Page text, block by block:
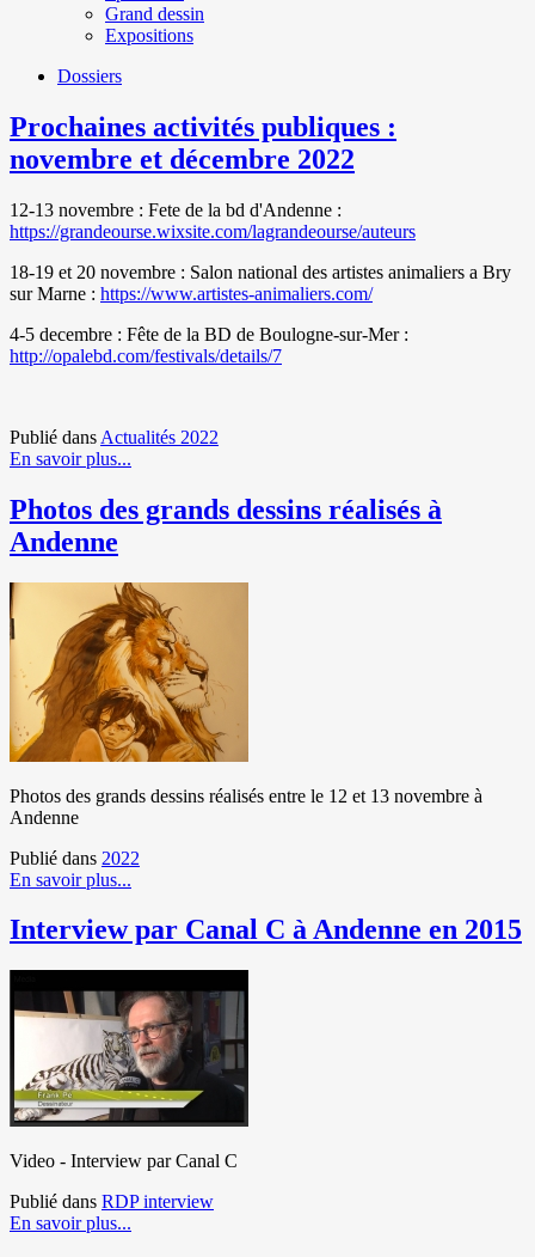
Grand dessin
Expositions
Dossiers
Prochaines activités publiques :
novembre et décembre 2022
12-13 novembre : Fete de la bd d'Andenne :
https://grandeourse.wixsite.com/lagrandeourse/auteurs
18-19 et 20 novembre : Salon national des artistes animaliers a Bry
sur Marne : https://www.artistes-animaliers.com/
4-5 decembre : Fête de la BD de Boulogne-sur-Mer :
http://opalebd.com/festivals/details/7
Publié dans Actualités 2022
En savoir plus...
Photos des grands dessins réalisés à
Andenne
Photos des grands dessins réalisés entre le 12 et 13 novembre à
Andenne
Publié dans 2022
En savoir plus...
Interview par Canal C à Andenne en 2015
Video - Interview par Canal C
Publié dans RDP interview
En savoir plus...